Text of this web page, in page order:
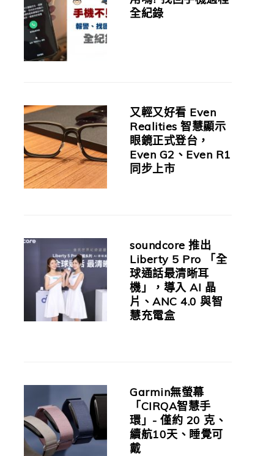
全紀錄
又輕又好看 Even
Realities 智慧顯示
眼鏡正式登台，
Even G2、Even R1
同步上市
soundcore 推出
Liberty 5 Pro 「全
球通話最清晰耳
機」，導入 AI 晶
片、ANC 4.0 與智
慧充電盒
Garmin無螢幕
「CIRQA智慧手
環」- 僅約 20 克、
續航10天、睡覺可
戴